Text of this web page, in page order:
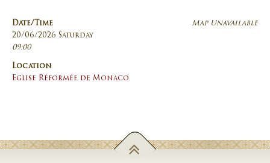
Map Unavailable
Date/Time
20/06/2026 Saturday
09:00
Location
Eglise Réformée de Monaco